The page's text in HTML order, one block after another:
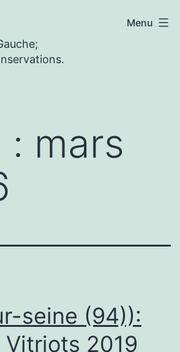
Menu
: mars
seine (94)):
Vitriots 2019